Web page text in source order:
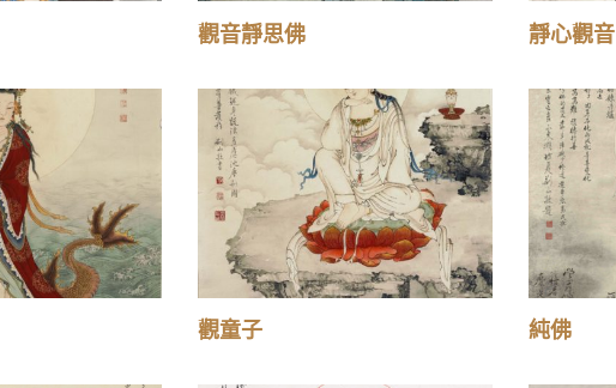
觀音靜思佛 靜心觀音
觀童子 純佛